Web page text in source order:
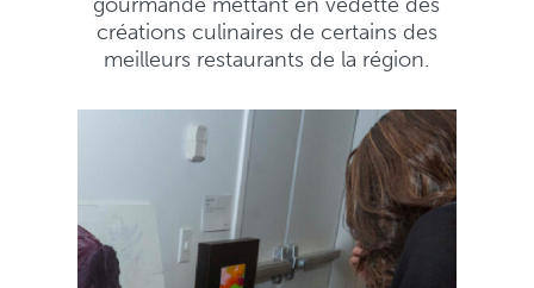
créations culinaires de certains des
meilleurs restaurants de la région.